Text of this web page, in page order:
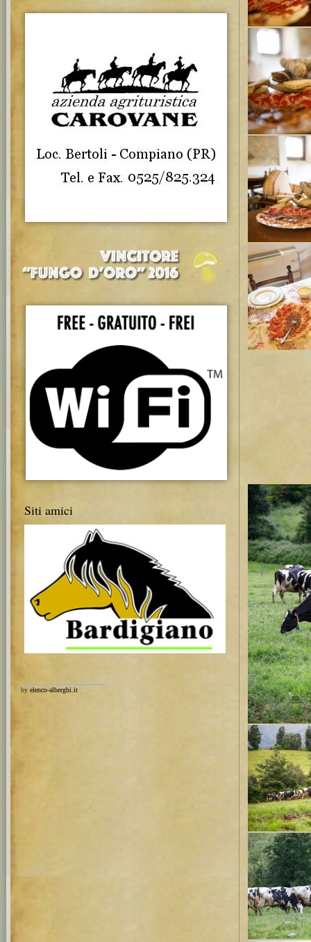
Siti amici
by elenco-alberghi.it